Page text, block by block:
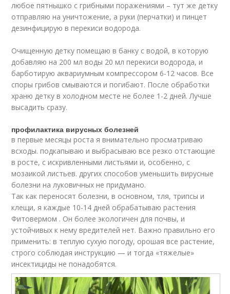
любое пятнышко с грибными поражениями – тут же детку
отправляю на уничтожение, а руки (перчатки) и пинцет
дезинфицирую в перекиси водорода.
Очищенную детку помещаю в банку с водой, в которую
добавляю на 200 мл воды 20 мл перекиси водорода, и
барботирую аквариумным компрессором 6-12 часов. Все
споры грибов смываются и погибают. После обработки
храню детку в холодном месте не более 1-2 дней. Лучше
высадить сразу.
профилактика вирусных болезней
в первые месяцы роста я внимательно просматриваю
всходы. подкапываю и выбрасываю все резко отстающие
в росте, с искривленными листьями и, особенно, с
мозаикой листьев. других способов уменьшить вирусные
болезни на луковичных не придумано.
Так как переносят болезни, в основном, тля, трипсы и
клещи, я каждые 10-14 дней обрабатываю растения
Фитовермом . Он более экологичен для почвы, и
устойчивых к нему вредителей нет. Важно правильно его
применить: в теплую сухую погоду, орошая все растение,
строго соблюдая инструкцию — и тогда «тяжелые»
инсектициды не понадобятся.